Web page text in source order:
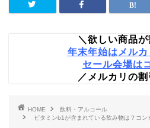
＼欲しい商品
年末年始はメルカ
セール会場は
／メルカリの割
HOME
飲料・アルコール
ビタミンb1が含まれている飲み物は？コ